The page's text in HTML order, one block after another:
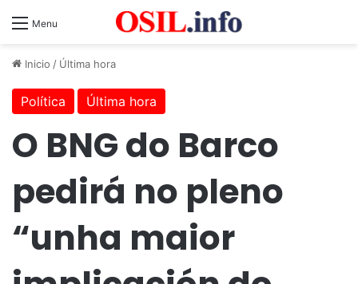
Menu
Inicio / Última hora
Política Última hora
O BNG do Barco
pedirá no pleno
“unha maior